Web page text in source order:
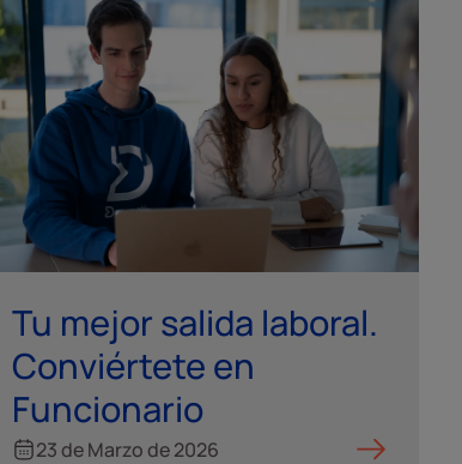
Tu mejor salida laboral.
Conviértete en
Funcionario
23 de Marzo de 2026